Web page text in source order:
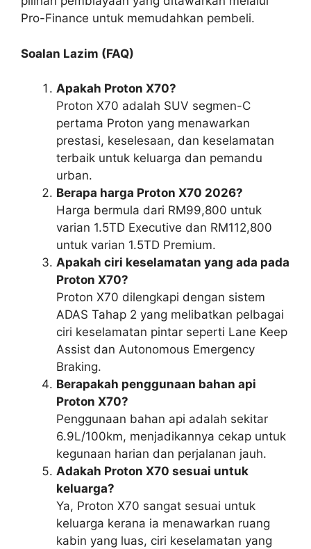
Pro-Finance untuk memudahkan pembeli.
Soalan Lazim (FAQ)
Apakah Proton X70?
Proton X70 adalah SUV segmen-C
pertama Proton yang menawarkan
prestasi, keselesaan, dan keselamatan
terbaik untuk keluarga dan pemandu
urban.
Berapa harga Proton X70 2026?
Harga bermula dari RM99,800 untuk
varian 1.5TD Executive dan RM112,800
untuk varian 1.5TD Premium.
Apakah ciri keselamatan yang ada pada
Proton X70?
Proton X70 dilengkapi dengan sistem
ADAS Tahap 2 yang melibatkan pelbagai
ciri keselamatan pintar seperti Lane Keep
Assist dan Autonomous Emergency
Braking.
Berapakah penggunaan bahan api
Proton X70?
Penggunaan bahan api adalah sekitar
6.9L/100km, menjadikannya cekap untuk
kegunaan harian dan perjalanan jauh.
Adakah Proton X70 sesuai untuk
keluarga?
Ya, Proton X70 sangat sesuai untuk
keluarga kerana ia menawarkan ruang
kabin yang luas, ciri keselamatan yang